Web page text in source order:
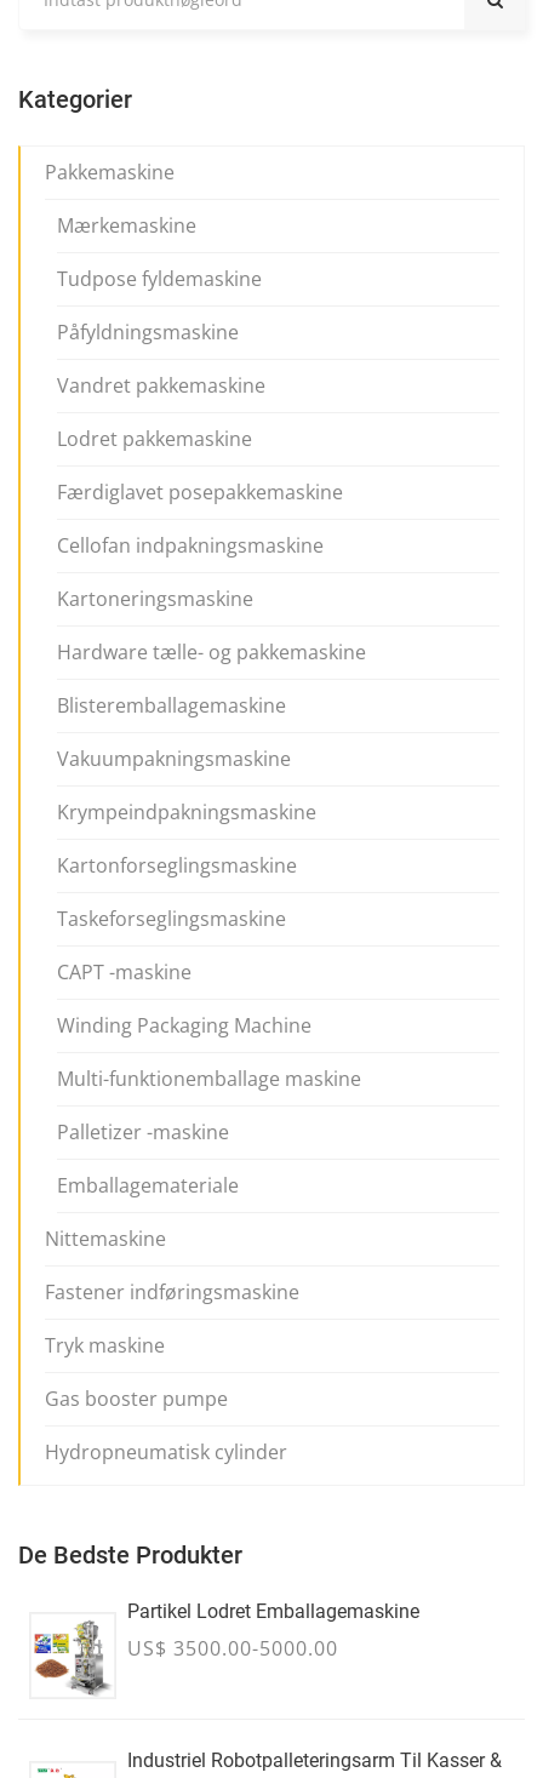
Kategorier
Pakkemaskine
Mærkemaskine
Tudpose fyldemaskine
Påfyldningsmaskine
Vandret pakkemaskine
Lodret pakkemaskine
Færdiglavet posepakkemaskine
Cellofan indpakningsmaskine
Kartoneringsmaskine
Hardware tælle- og pakkemaskine
Blisteremballagemaskine
Vakuumpakningsmaskine
Krympeindpakningsmaskine
Kartonforseglingsmaskine
Taskeforseglingsmaskine
CAPT -maskine
Winding Packaging Machine
Multi-funktionemballage maskine
Palletizer -maskine
Emballagemateriale
Nittemaskine
Fastener indføringsmaskine
Tryk maskine
Gas booster pumpe
Hydropneumatisk cylinder
De Bedste Produkter
Partikel Lodret Emballagemaskine
US$ 3500.00-5000.00
Industriel Robotpalleteringsarm Til Kasser &